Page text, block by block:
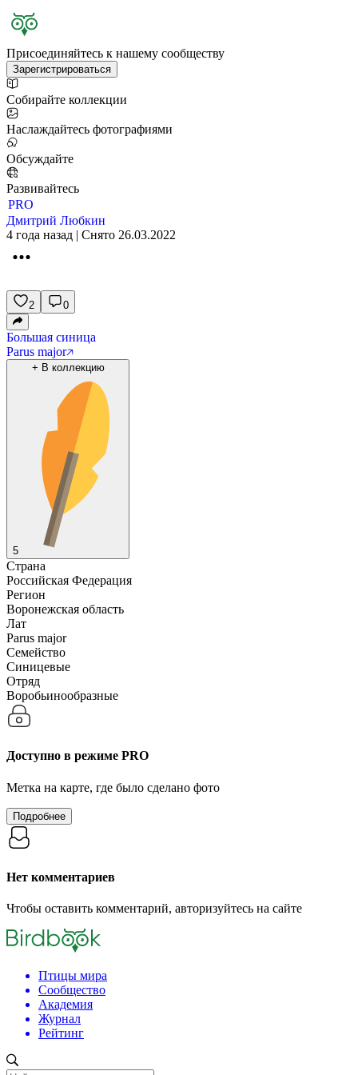
Присоединяйтесь к нашему сообществу
Зарегистрироваться
Собирайте коллекции
Наслаждайтесь фотографиями
Обсуждайте
Развивайтесь
PRO
Дмитрий Любкин
4 года назад | Снято 26.03.2022
2 0
Большая синица
Parus major
+ В коллекцию
5
Страна
Российская Федерация
Регион
Воронежская область
Лат
Parus major
Семейство
Синицевые
Отряд
Воробьинообразные
Доступно в режиме PRO
Метка на карте, где было сделано фото
Подробнее
Нет комментариев
Чтобы оставить комментарий, авторизуйтесь на сайте
Птицы мира
Сообщество
Академия
Журнал
Рейтинг